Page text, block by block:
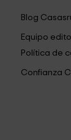
Blog
Equipo
Política de
Confianza